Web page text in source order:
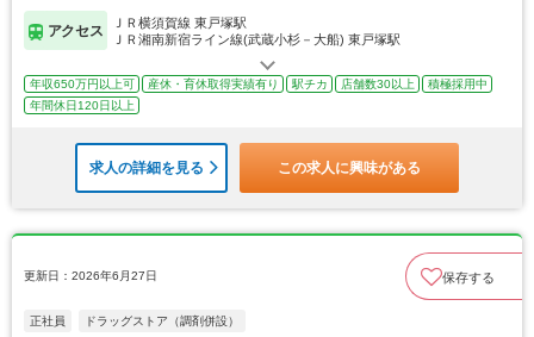
アクセス
ＪＲ横須賀線 東戸塚駅
ＪＲ湘南新宿ライン線(武蔵小杉－大船) 東戸塚駅
年収650万円以上可 産休・育休取得実績有り 駅チカ 店舗数30以上
積極採用中
年間休日120日以上
求人の詳細を見る この求人に興味がある
更新日：2026年6月27日 保存する
正社員 ドラッグストア（調剤併設）